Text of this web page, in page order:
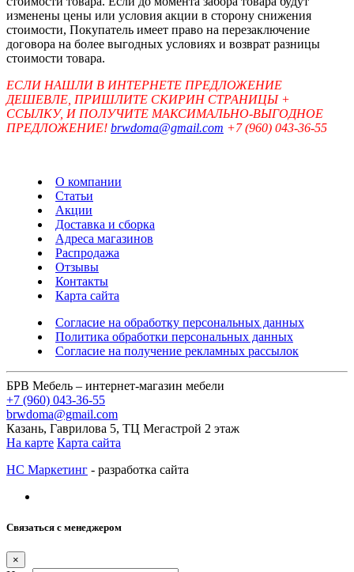
изменены цены или условия акции в сторону снижения
стоимости, Покупатель имеет право на перезаключение
договора на более выгодных условиях и возврат разницы
стоимости товара.
ЕСЛИ НАШЛИ В ИНТЕРНЕТЕ ПРЕДЛОЖЕНИЕ
ДЕШЕВЛЕ, ПРИШЛИТЕ СКИРИН СТРАНИЦЫ +
ССЫЛКУ, И ПОЛУЧИТЕ МАКСИМАЛЬНО-ВЫГОДНОЕ
ПРЕДЛОЖЕНИЕ! brwdoma@gmail.com +7 (960) 043-36-55
О компании
Статьи
Акции
Доставка и сборка
Адреса магазинов
Распродажа
Отзывы
Контакты
Карта сайта
Согласие на обработку персональных данных
Политика обработки персональных данных
Согласие на получение рекламных рассылок
БРВ Мебель – интернет-магазин мебели
+7 (960) 043-36-55
brwdoma@gmail.com
Казань, Гаврилова 5, ТЦ Мегастрой 2 этаж
На карте Карта сайта
НС Маркетинг - разработка сайта
Связаться с менеджером
×